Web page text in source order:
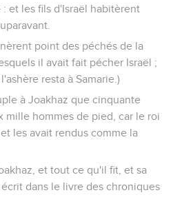
: et les fils d'Israël habitèrent
point des péchés de la
il avait fait pécher Israël ;
resta à Samarie.)
à Joakhaz que cinquante
mille hommes de pied, car le roi
les avait rendus comme la
et tout ce qu'il fit, et sa
dans le livre des chroniques